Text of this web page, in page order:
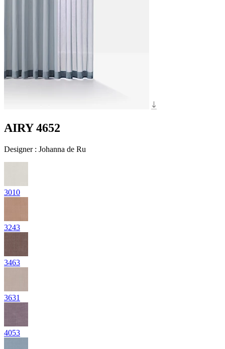
AIRY 4652
Designer : Johanna de Ru
3010
3243
3463
3631
4053